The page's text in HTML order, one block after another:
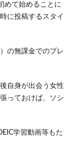
めて始めることに
に投稿するスタイ
の無課金でのプレ
自身が出会う女性
っておけば、ソシ
学習動画等もた